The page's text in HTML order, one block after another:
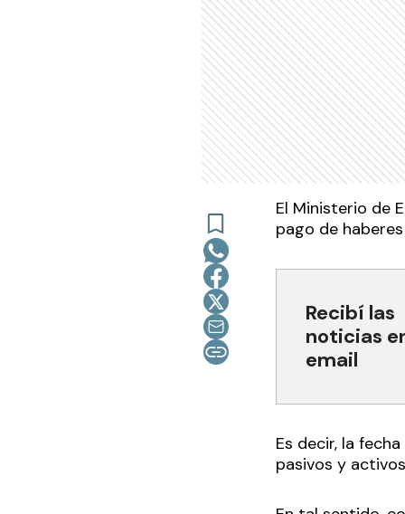
El Ministerio de
pago de
Recibí las
noticias
email
Es decir, la
pasivos y